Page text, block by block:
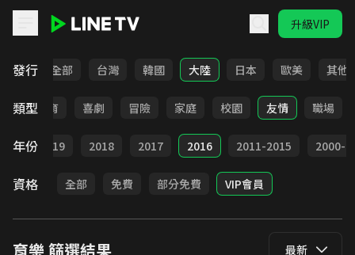
升級VIP
發行 全部 台灣 韓國 大陸 日本 歐美 其他
類型教育 喜劇 冒險 家庭 校園 友情 職場
年份 2019 2018 2017 2016 2011-2015 2000-
資格 全部 免費 部分免費 VIP會員
育樂篩選結果 最新